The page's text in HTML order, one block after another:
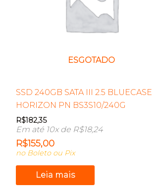
ESGOTADO
SSD 240GB SATA III 2.5 BLUECASE
HORIZON PN BS3S10/240G
R$182,35
Em até 10x de R$18,24
R$155,00
no Boleto ou Pix
Leia mais